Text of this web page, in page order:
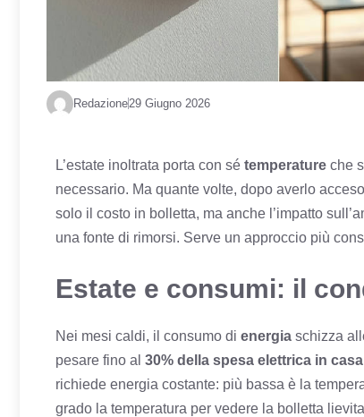
Redazione29 Giugno 2026
L’estate inoltrata porta con sé temperature che
necessario. Ma quante volte, dopo averlo
solo il costo in bolletta, ma anche l’impatto
una fonte di rimorsi. Serve un approccio più
Estate e consumi: il
Nei mesi caldi, il consumo di energia schizza
pesare fino al 30% della spesa elettrica in casa
richiede energia costante: più bassa è la
grado la temperatura per vedere la bolletta